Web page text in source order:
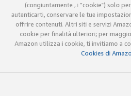
(congiuntamente , i "cookie") solo
autenticarti, conservare le tue
offrire contenuti. Altri siti e servizi
cookie per finalità ulteriori; per
Amazon utilizza i cookie, ti invitiamo a
Cookies di